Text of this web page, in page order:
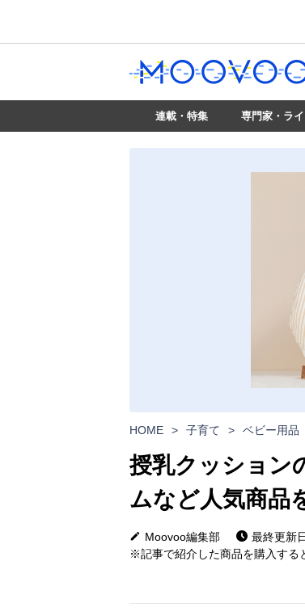
連載・特集 専門家・ラ
HOME > 子育て > ベビー用品
授乳クッション
ムなど人気商品
Moovoo編集部
最終更新
※記事で紹介した商品を購入する